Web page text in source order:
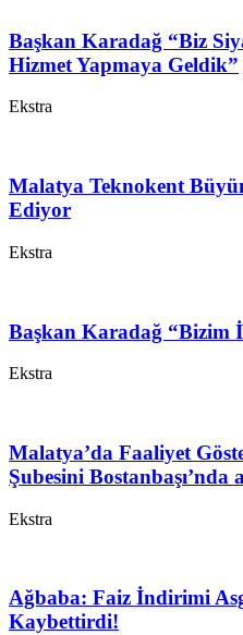
Başkan Karadağ “Biz
Hizmet Yapmaya Geldik”
Ekstra
Malatya Teknokent
Ediyor
Ekstra
Başkan Karadağ “Bizim
Ekstra
Malatya’da Faaliyet
Şubesini Bostanbaşı’nda
Ekstra
Ağbaba: Faiz İndirimi
Kaybettirdi!